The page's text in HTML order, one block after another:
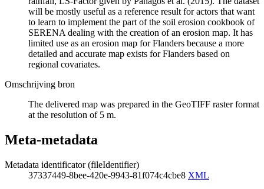
will be mostly useful as a reference result for actors that want
to learn to implement the part of the soil erosion cookbook of
SERENA dealing with the creation of an erosion map. It has
limited use as an erosion map for Flanders because a more
detailed and accurate map exists for Flanders based on
regional covariates.
Omschrijving bron
The delivered map was prepared in the GeoTIFF raster format
at the resolution of 5 m.
Meta-metadata
Metadata identificator (fileIdentifier)
37337449-8bee-420e-9943-81f074c4cbe8 XML